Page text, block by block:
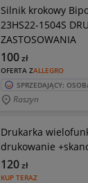
Silnik krokowy
23HS22-1504S
ZASTOSOWANIA
OFERTA ZALLEGRO
100zł
SPRZEDAJĄCY:
Raszyn
Drukarka
drukowanie
KUP TERAZ
120zł